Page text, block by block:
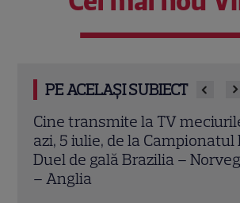
PE ACELAȘI SUBIECT
Prima Sport transmite
Universității Craiova și
din cupele europene.
al partidelor